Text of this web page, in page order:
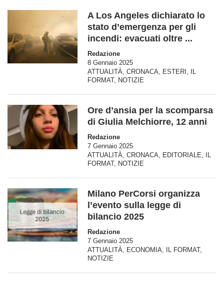
A Los Angeles dichiarato lo
stato d’emergenza per gli
incendi: evacuati oltre ...
Redazione
8 Gennaio 2025
ATTUALITÀ CRONACA ESTERI
IL
FORMAT, NOTIZIE
Ore d’ansia per la scomparsa
di Giulia Melchiorre, 12 anni
Redazione
7 Gennaio 2025
ATTUALITÀ CRONACA EDITORIALE
IL
FORMAT, NOTIZIE
Milano PerCorsi organizza
l’evento sulla legge di
bilancio 2025
Redazione
7 Gennaio 2025
ATTUALITÀ
ECONOMIA IL FORMAT,
NOTIZIE